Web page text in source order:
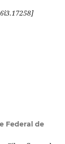
17258]
Federal de